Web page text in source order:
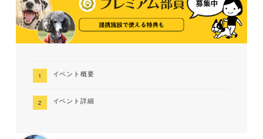
イベント概要
イベント詳細